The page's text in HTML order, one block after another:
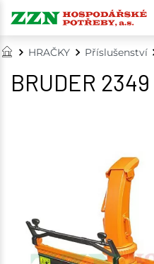
HRAČKY Příslušenství
BRUDER